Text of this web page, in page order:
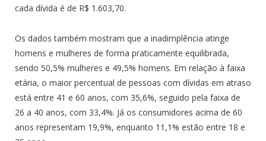
cada dívida é de R$ 1.603,70.
Os dados também mostram que a inadimplência atinge
homens e mulheres de forma praticamente equilibrada,
sendo 50,5% mulheres e 49,5% homens. Em relação à faixa
etária, o maior percentual de pessoas com dívidas em atraso
está entre 41 e 60 anos, com 35,6%, seguido pela faixa de
26 a 40 anos, com 33,4%. Já os consumidores acima de 60
anos representam 19,9%, enquanto 11,1% estão entre 18 e